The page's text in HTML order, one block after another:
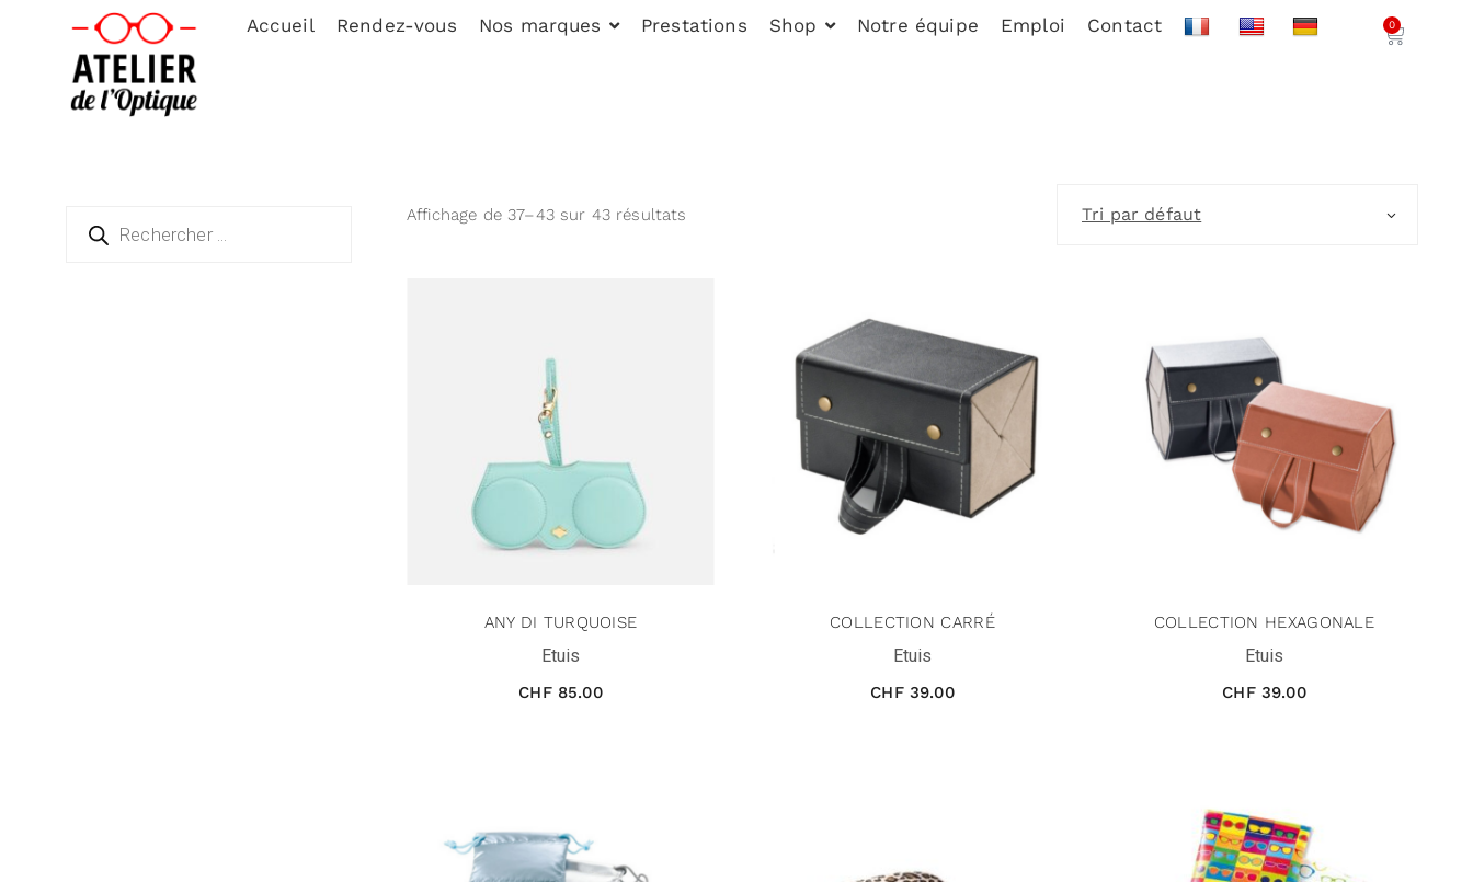
Accueil Rendez-vous Nos marques Prestations Shop Notre équipe Emploi Contact 0
Affichage de 37–43 sur 43 résultats Tri par défaut
ANY DI TURQUOISE
Etuis
CHF85.00
COLLECTION CARRÉ
Etuis
CHF39.00
COLLECTION HEXAGONALE
Etuis
CHF39.00